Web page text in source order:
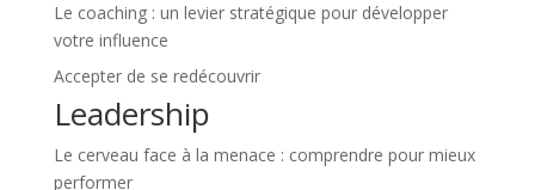
Le coaching : un levier stratégique pour développer
votre influence
Accepter de se redécouvrir
Leadership
Le cerveau face à la menace : comprendre pour mieux
performer